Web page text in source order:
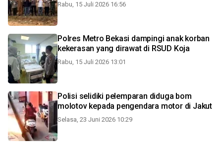
Rabu, 15 Juli 2026 16:56
Polres Metro Bekasi dampingi anak korban
kekerasan yang dirawat di RSUD Koja
Rabu, 15 Juli 2026 13:01
Polisi selidiki pelemparan diduga bom
molotov kepada pengendara motor di Jakut
Selasa, 23 Juni 2026 10:29